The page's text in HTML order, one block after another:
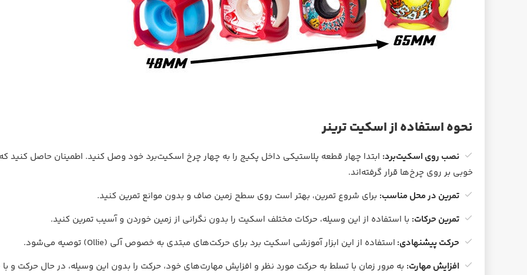
نحوه استفاده از اسکیت ترینر
نصب روی اسکیت‌برد: ابتدا چهار قطعه پلاستیکی داخل پکیج را به چهار چرخ اسکیت‌برد خود وصل کنید. اطمینان حاصل کنید
خوبی بر روی چرخ‌ها قرار گرفته‌اند.
تمرین در محل مناسب: برای شروع تمرین، بهتر است روی سطح زمین صاف و بدون موانع تمرین کنید.
تمرین حرکات: با استفاده از این وسیله، حرکات مختلف اسکیت را بدون نگرانی از زمین خوردن و آسیب تمرین کنید.
حرکت پیشنهادی: استفاده از این ابزار آموزشی اسکیت برد برای حرکت‌های مبتدی به خصوص آلی (Ollie) توصیه می‌شود.
افزایش مهارت: به مرور زمان با تسلط به حرکت مورد نظر و افزایش مهارت‌های خود، حرکت را بدون این وسیله، در حال حرکت و
تخته اسکیت برد Santa Cruz
ناموجود
+ گریپ‌تیپ
4,380,000 تومان ناموجود ناموجود